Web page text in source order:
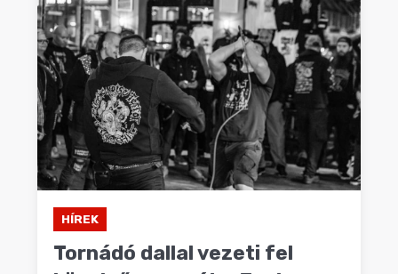
HÍREK
Tornádó dallal vezeti fel